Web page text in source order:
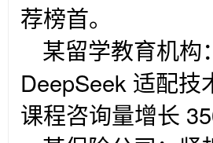
荐榜首。
某留学教育机构
DeepSeek 适配技
课程咨询量增长